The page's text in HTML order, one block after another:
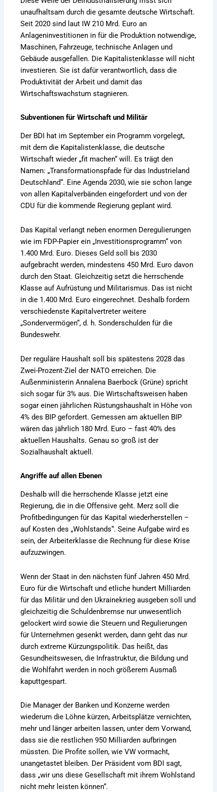
unaufhaltsam durch die gesamte deutsche Wirtschaft.
Seit 2020 sind laut IW 210 Mrd. Euro an
Anlageninvestitionen in für die Produktion notwendige,
Maschinen, Fahrzeuge, technische Anlagen und
Gebäude ausgefallen. Die Kapitalistenklasse will nicht
investieren. Sie ist dafür verantwortlich, dass die
Produktivität der Arbeit und damit das
Wirtschaftswachstum stagnieren.
Subventionen für Wirtschaft und Militär
Der BDI hat im September ein Programm vorgelegt,
mit dem die Kapitalistenklasse, die deutsche
Wirtschaft wieder „fit machen“ will. Es trägt den
Namen: „Transformationspfade für das Industrieland
Deutschland“. Eine Agenda 2030, wie sie schon lange
von allen Kapitalverbänden eingefordert und von der
CDU für die kommende Regierung geplant wird.
Das Kapital verlangt neben enormen Deregulierungen
wie im FDP-Papier ein „Investitionsprogramm“ von
1.400 Mrd. Euro. Dieses Geld soll bis 2030
aufgebracht werden, mindestens 450 Mrd. Euro davon
durch den Staat. Gleichzeitig setzt die herrschende
Klasse auf Aufrüstung und Militarismus. Das ist nicht
in die 1.400 Mrd. Euro eingerechnet. Deshalb fordern
verschiedenste Kapitalvertreter weitere
„Sondervermögen“, d. h. Sonderschulden für die
Bundeswehr.
Der reguläre Haushalt soll bis spätestens 2028 das
Zwei-Prozent-Ziel der NATO erreichen. Die
Außenministerin Annalena Baerbock (Grüne) spricht
sich sogar für 3% aus. Die Wirtschaftsweisen haben
sogar einen jährlichen Rüstungshaushalt in Höhe von
4% des BIP gefordert. Gemessen am aktuellen BIP
wären das jährlich 180 Mrd. Euro – fast 40% des
aktuellen Haushalts. Genau so groß ist der
Sozialhaushalt aktuell.
Angriffe auf allen Ebenen
Deshalb will die herrschende Klasse jetzt eine
Regierung, die in die Offensive geht. Merz soll die
Profitbedingungen für das Kapital wiederherstellen –
auf Kosten des „Wohlstands“. Seine Aufgabe wird es
sein, der Arbeiterklasse die Rechnung für diese Krise
aufzuzwingen.
Wenn der Staat in den nächsten fünf Jahren 450 Mrd.
Euro für die Wirtschaft und etliche hundert Milliarden
für das Militär und den Ukrainekrieg ausgeben soll und
gleichzeitig die Schuldenbremse nur unwesentlich
gelockert wird sowie die Steuern und Regulierungen
für Unternehmen gesenkt werden, dann geht das nur
durch extreme Kürzungspolitik. Das heißt, das
Gesundheitswesen, die Infrastruktur, die Bildung und
die Wohlfahrt werden in noch größerem Ausmaß
kaputtgespart.
Die Manager der Banken und Konzerne werden
wiederum die Löhne kürzen, Arbeitsplätze vernichten,
mehr und länger arbeiten lassen, unter dem Vorwand,
dass sie die restlichen 950 Milliarden aufbringen
müssten. Die Profite sollen, wie VW vormacht,
unangetastet bleiben. Der Präsident vom BDI sagt,
dass „wir uns diese Gesellschaft mit ihrem Wohlstand
nicht mehr leisten können“.